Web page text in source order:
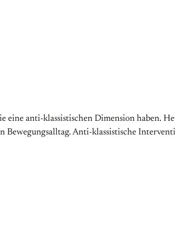
eine anti-klassistischen Dimension haben.
Bewegungsalltag. Anti-klassistische